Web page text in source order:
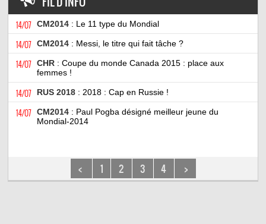
14/07 CM2014 : Le 11 type du Mondial
14/07 CM2014 : Messi, le titre qui fait tâche ?
14/07 CHR : Coupe du monde Canada 2015 : place aux
femmes !
14/07 RUS 2018 : 2018 : Cap en Russie !
14/07 CM2014 : Paul Pogba désigné meilleur jeune du
Mondial-2014
< 1 2 3 4 >